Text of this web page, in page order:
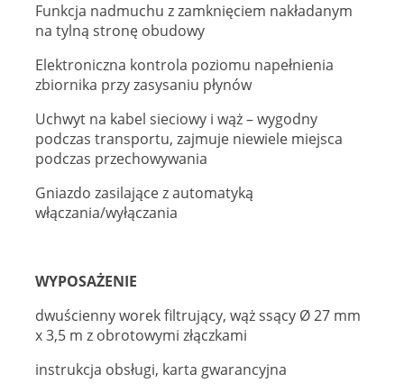
Funkcja nadmuchu z zamknięciem nakładanym
na tylną stronę obudowy
Elektroniczna kontrola poziomu napełnienia
zbiornika przy zasysaniu płynów
Uchwyt na kabel sieciowy i wąż – wygodny
podczas transportu, zajmuje niewiele miejsca
podczas przechowywania
Gniazdo zasilające z automatyką
włączania/wyłączania
WYPOSAŻENIE
dwuścienny worek filtrujący, wąż ssący Ø 27 mm
x 3,5 m z obrotowymi złączkami
instrukcja obsługi, karta gwarancyjna